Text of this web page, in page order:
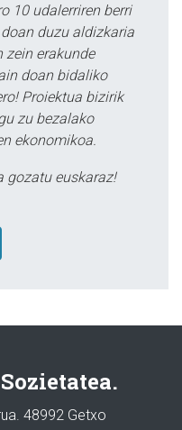
10 udalerriren berri
duzu aldizkaria
zein erakunde
doan bidaliko
Proiektua bizirik
zu bezalako
ekonomikoa.
gozatu euskaraz!
48992 Getxo